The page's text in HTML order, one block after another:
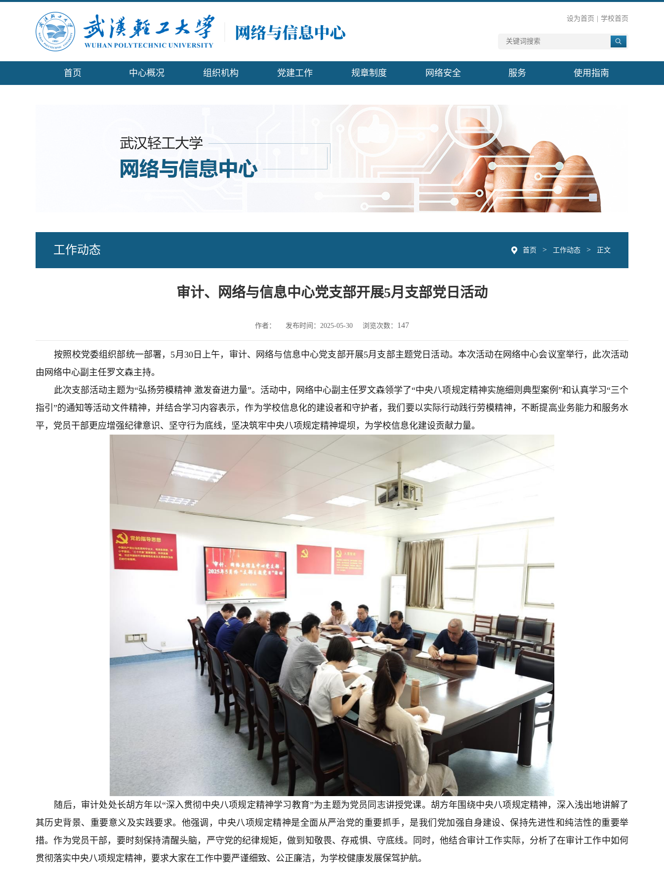
学校首页
设为首页
首页 中心概况 组织机构 党建工作 规章制度 网络安全 服务 使用指南
工作动态 首页 > 工作动态 > 正文
审计、网络与信息中心党支部开展5月支部党日活动
作者： 发布时间：2025-05-30 浏览次数： 147
按照校党委组织部统一部署，5月30日上午，审计、网络与信息中心党支部开展5月支部主题党日活动。本次活动在网络中心会议室举行，此次活动
由网络中心副主任罗文森主持。
此次支部活动主题为“弘扬劳模精神 激发奋进力量”。活动中，网络中心副主任罗文森领学了“中央八项规定精神实施细则典型案例”和认真学习“三个
指引”的通知等活动文件精神，并结合学习内容表示，作为学校信息化的建设者和守护者，我们要以实际行动践行劳模精神，不断提高业务能力和服务水
平， 党员干部更应增强纪律意识、坚守行为底线，坚决筑牢中央八项规定精神堤坝， 为学校信息化建设贡献力量。
随后，审计处处长胡方年以“深入贯彻中央八项规定精神学习教育”为主题为党员同志讲授党课。胡方年围绕中央八项规定精神，深入浅出地讲解了
其历史背景、重要意义及实践要求。他强调，中央八项规定精神是全面从严治党的重要抓手，是我们党加强自身建设、保持先进性和纯洁性的重要举
措。作为党员干部，要时刻保持清醒头脑，严守党的纪律规矩，做到知敬畏、存戒惧、守底线。同时，他结合审计工作实际，分析了在审计工作中如何
贯彻落实中央八项规定精神，要求大家在工作中要严谨细致、公正廉洁，为学校健康发展保驾护航。